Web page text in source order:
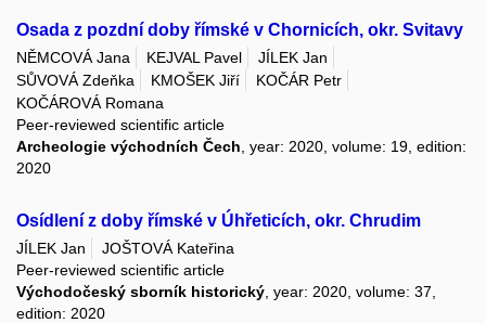
Osada z pozdní doby římské v Chornicích, okr. Svitavy
NĚMCOVÁ Jana KEJVAL Pavel
JÍLEK Jan
SŮVOVÁ Zdeňka
KMOŠEK Jiří
KOČÁR Petr
KOČÁROVÁ Romana
Peer-reviewed scientific article
Archeologie východních Čech, year: 2020, volume: 19, edition:
2020
Osídlení z doby římské v Úhřeticích, okr. Chrudim
JÍLEK Jan
JOŠTOVÁ Kateřina
Peer-reviewed scientific article
Východočeský sborník historický , year: 2020, volume: 37,
edition: 2020